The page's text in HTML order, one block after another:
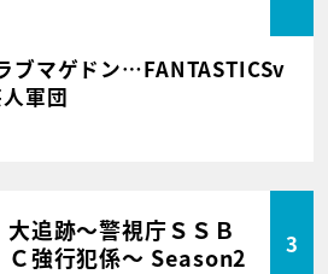
ブマゲドン…FANTASTICSv
軍団
大追跡～警視庁ＳＳＢ
Ｃ強行犯係～ Season2
3